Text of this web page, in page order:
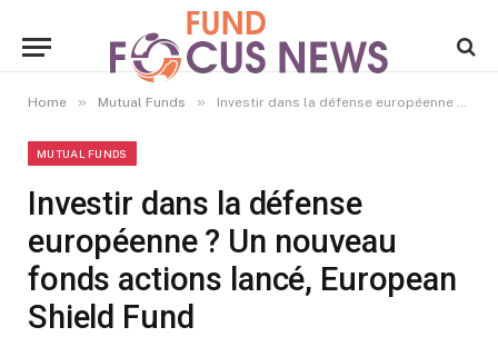
Home » Mutual Funds » Investir dans la défense européenne ? Un nouveau fonds actions lancé, European Shield Fund
MUTUAL FUNDS
Investir dans la défense
européenne ? Un nouveau
fonds actions lancé, European
Shield Fund